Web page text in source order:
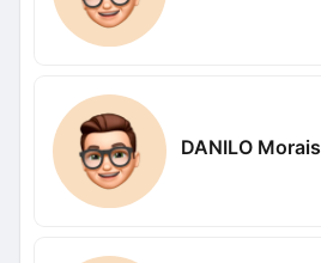
DANILO Morais